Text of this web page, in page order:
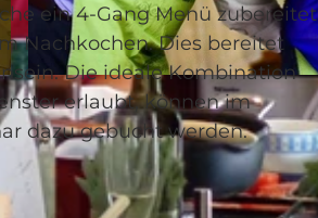
© Executive Events GmbH | CC-BY-NC-ND
ein 4-Gang Menü zubereitet
Nachkochen. Dies bereitet
Die ideale Kombination
erlaubt, können im
dazu gebucht werden.